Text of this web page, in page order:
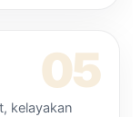
kelayakan